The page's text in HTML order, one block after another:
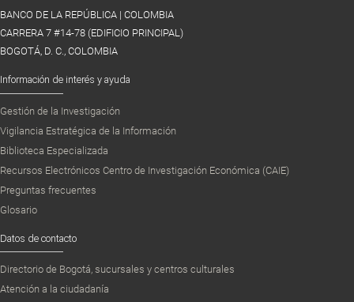
BANCO DE LA REPÚBLICA | COLOMBIA
CARRERA 7 #14-78 (EDIFICIO PRINCIPAL)
BOGOTÁ, D. C., COLOMBIA
Información de interés y ayuda
Gestión de la Investigación
Vigilancia Estratégica de la Información
Biblioteca Especializada
Recursos Electrónicos Centro de Investigación Económica (CAIE)
Preguntas frecuentes
Glosario
Datos de contacto
Directorio de Bogotá, sucursales y centros culturales
Atención a la ciudadanía